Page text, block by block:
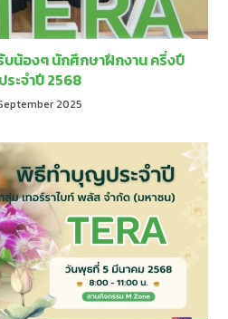
น้องๆ นักศึกษาฝึกงาน ครึ่งปี
ระจำปี 2568
2025